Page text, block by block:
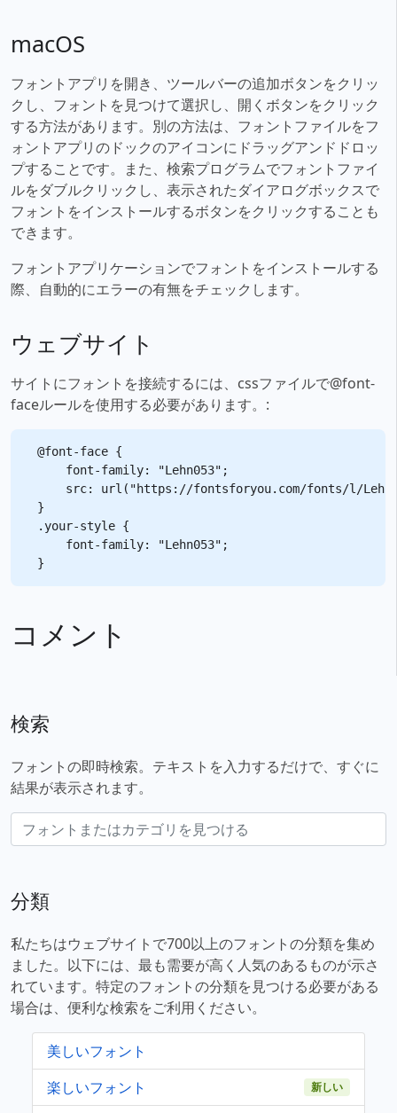
macOS
フォントアプリを開き、ツールバーの追加ボタンをクリッ
クし、フォントを見つけて選択し、開くボタンをクリック
する方法があります。別の方法は、フォントファイルをフ
ォントアプリのドックのアイコンにドラッグアンドドロッ
プすることです。また、検索プログラムでフォントファイ
ルをダブルクリックし、表示されたダイアログボックスで
フォントをインストールするボタンをクリックすることも
できます。
フォントアプリケーションでフォントをインストールする
際、自動的にエラーの有無をチェックします。
ウェブサイト
サイトにフォントを接続するには、cssファイルで@font-
faceルールを使用する必要があります。:
@font-face {
    font-family: "Lehn053";
src: url("https://fontsforyou.com/fonts/l/
}
.your-style {
    font-family: "Lehn053";
コメント
検索
フォントの即時検索。テキストを入力するだけで、すぐに
結果が表示されます。
分類
私たちはウェブサイトで700以上のフォントの分類を集め
ました。以下には、最も需要が高く人気のあるものが示さ
れています。特定のフォントの分類を見つける必要がある
場合は、便利な検索をご利用ください。
美しいフォント
楽しいフォント
新しい